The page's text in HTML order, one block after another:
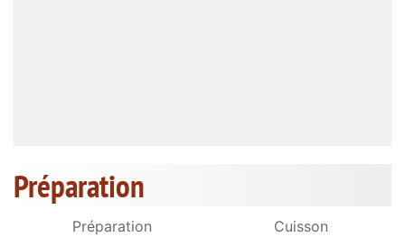
Préparation
Préparation
Cuisson